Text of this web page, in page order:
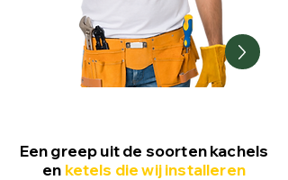
Een greep uit de soorten kachels
en ketels die wij installeren